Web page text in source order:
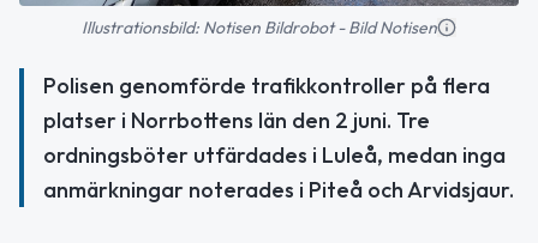
Illustrationsbild: Notisen Bildrobot - Bild Notisen
Polisen genomförde trafikkontroller på flera
platser i Norrbottens län den 2 juni. Tre
ordningsböter utfärdades i Luleå, medan inga
anmärkningar noterades i Piteå och Arvidsjaur.